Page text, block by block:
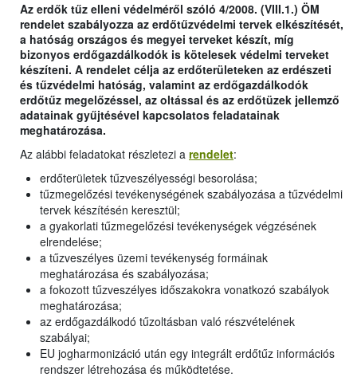
Az erdők tűz elleni védelméről szóló 4/2008. (VIII.1.) ÖM
rendelet szabályozza az erdőtűzvédelmi tervek elkészítését,
a hatóság országos és megyei terveket készít, míg
bizonyos erdőgazdálkodók is kötelesek védelmi terveket
készíteni. A rendelet célja az erdőterületeken az erdészeti
és tűzvédelmi hatóság, valamint az erdőgazdálkodók
erdőtűz megelőzéssel, az oltással és az erdőtüzek jellemző
adatainak gyűjtésével kapcsolatos feladatainak
meghatározása.
Az alábbi feladatokat részletezi a rendelet:
erdőterületek tűzveszélyességi besorolása;
tűzmegelőzési tevékenységének szabályozása a tűzvédelmi
tervek készítésén keresztül;
a gyakorlati tűzmegelőzési tevékenységek végzésének
elrendelése;
a tűzveszélyes üzemi tevékenység formáinak
meghatározása és szabályozása;
a fokozott tűzveszélyes időszakokra vonatkozó szabályok
meghatározása;
az erdőgazdálkodó tűzoltásban való részvételének
szabályai;
EU jogharmonizáció után egy integrált erdőtűz információs
rendszer létrehozása és működtetése.